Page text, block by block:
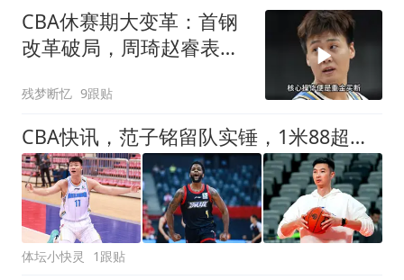
CBA休赛期大变革：首钢
改革破局，周琦赵睿表态
残梦断忆 9跟贴
CBA快讯，范子铭留队实锤，1米88超外重返中国，朱旭航试训深圳！
体坛小快灵 1跟贴